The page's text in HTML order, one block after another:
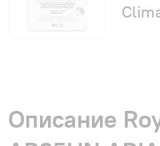
Описание